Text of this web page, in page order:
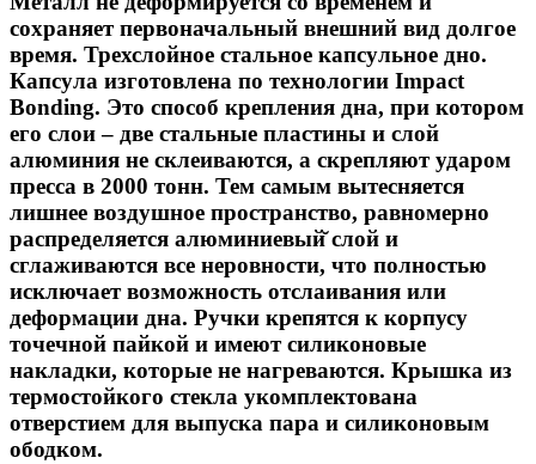
сохраняет первоначальный внешний вид долгое
время. Трехслойное стальное капсульное дно.
Капсула изготовлена по технологии Impact
Bonding. Это способ крепления дна, при котором
его слои – две стальные пластины и слой
алюминия не склеиваются, а скрепляют ударом
пресса в 2000 тонн. Тем самым вытесняется
лишнее воздушное пространство, равномерно
распределяется алюминиевый̆ слой и
сглаживаются все неровности, что полностью
исключает возможность отслаивания или
деформации дна. Ручки крепятся к корпусу
точечной пайкой и имеют силиконовые
накладки, которые не нагреваются. Крышка из
термостойкого стекла укомплектована
отверстием для выпуска пара и силиконовым
ободком.